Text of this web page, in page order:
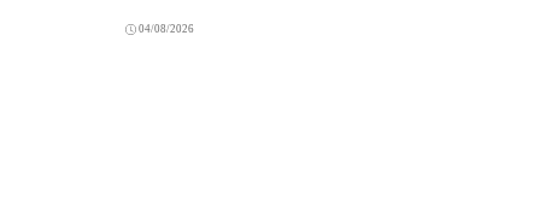
04/08/2026